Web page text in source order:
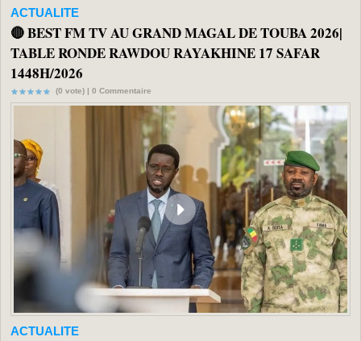
ACTUALITE
🔴 BEST FM TV AU GRAND MAGAL DE TOUBA 2026|
TABLE RONDE RAWDOU RAYAKHINE 17 SAFAR
1448H/2026
(0 vote) | 0 Commentaire
ACTUALITE